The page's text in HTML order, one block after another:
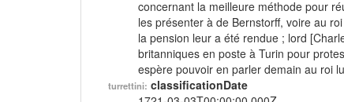
concernant la meilleure méthode pour
les présenter à de Bernstorff, voire au
la pension leur a été rendue ; lord
britanniques en poste à Turin pour
espère pouvoir en parler demain au roi
turrettini: classificationDate